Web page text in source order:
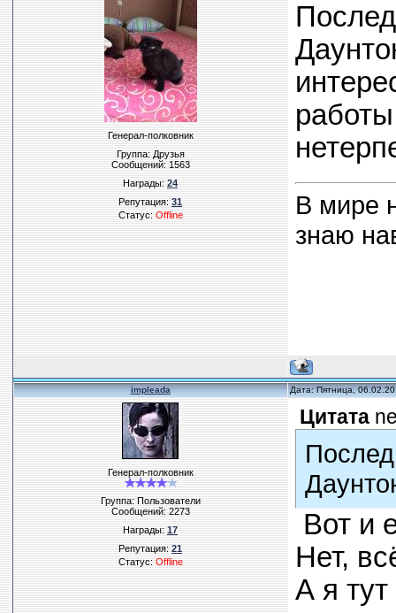
Генерал-полковник
Группа: Друзья
Сообщений:1563
Награды:24
Репутация:31
Статус:Offline
В мире
знаю
impleada Дата: Пятница,
Генерал-полковник
Группа: Пользователи
Сообщений:2273
Награды:17
Репутация:21
Статус:Offline
Цитата
Вот и
Нет,
А я